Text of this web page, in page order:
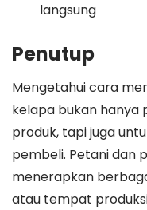
langsung
Penutup
Mengetahui cara
kelapa bukan hanya
produk, tapi juga
pembeli. Petani dan
menerapkan
atau tempat